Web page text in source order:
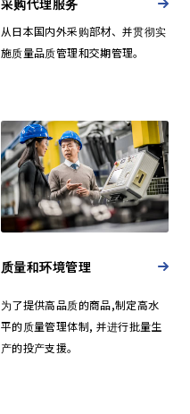
从日本国内外采购部材、并贯彻实
施质量品质管理和交期管理。
质量和环境管理
为了提供高品质的商品,制定高水
平的质量管理体制, 并进行批量生
产的投产支援。